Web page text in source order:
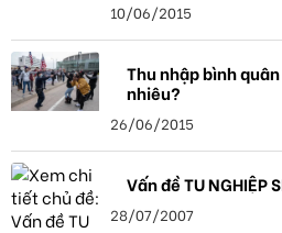
10/06/2015
Thu nhập bình
nhiêu?
26/06/2015
Vấn đề TU NGHIỆP
28/07/2007